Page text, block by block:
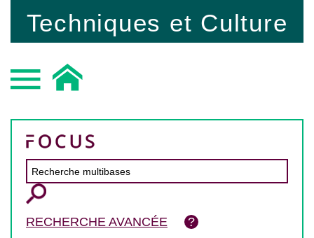
Techniques et Culture
RECHERCHE AVANCÉE